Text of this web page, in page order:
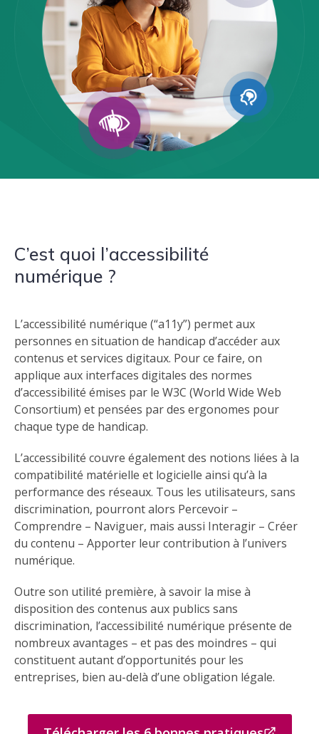
C’est quoi l’accessibilité
numérique ?
L’accessibilité numérique (“a11y”) permet aux
personnes en situation de handicap d’accéder aux
contenus et services digitaux. Pour ce faire, on
applique aux interfaces digitales des normes
d’accessibilité émises par le W3C (World Wide Web
Consortium) et pensées par des ergonomes pour
chaque type de handicap.
L’accessibilité couvre également des notions liées à la
compatibilité matérielle et logicielle ainsi qu’à la
performance des réseaux. Tous les utilisateurs, sans
discrimination, pourront alors Percevoir –
Comprendre – Naviguer, mais aussi Interagir – Créer
du contenu – Apporter leur contribution à l’univers
numérique.
Outre son utilité première, à savoir la mise à
disposition des contenus aux publics sans
discrimination, l’accessibilité numérique présente de
nombreux avantages – et pas des moindres – qui
constituent autant d’opportunités pour les
entreprises, bien au-delà d’une obligation légale.